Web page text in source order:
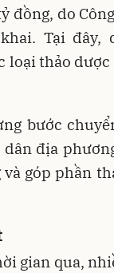
đồng, do
Tại đây,
loại thảo dược
bước
địa
góp phần
gian qua,